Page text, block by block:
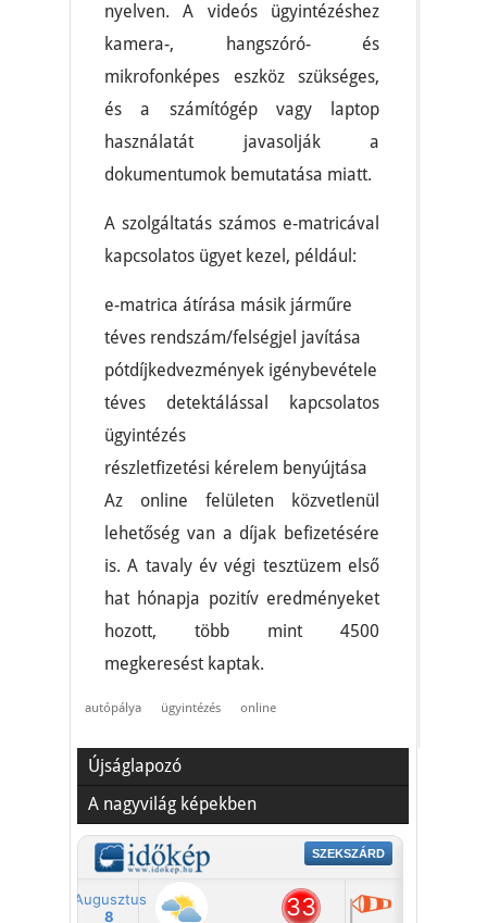
nyelven. A videós ügyintézéshez
kamera-, hangszóró- és
mikrofonképes eszköz szükséges,
és a számítógép vagy laptop
használatát javasolják a
dokumentumok bemutatása miatt.
A szolgáltatás számos e-matricával
kapcsolatos ügyet kezel, például:
e-matrica átírása másik járműre
téves rendszám/felségjel javítása
pótdíjkedvezmények igénybevétele
téves detektálással kapcsolatos
ügyintézés
részletfizetési kérelem benyújtása
Az online felületen közvetlenül
lehetőség van a díjak befizetésére
is. A tavaly év végi tesztüzem első
hat hónapja pozitív eredményeket
hozott, több mint 4500
megkeresést kaptak.
autópálya ügyintézés online
Újságlapozó
A nagyvilág képekben